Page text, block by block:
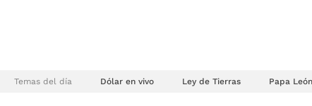
Temas del día Dólar en vivo Ley de Tierras Papa